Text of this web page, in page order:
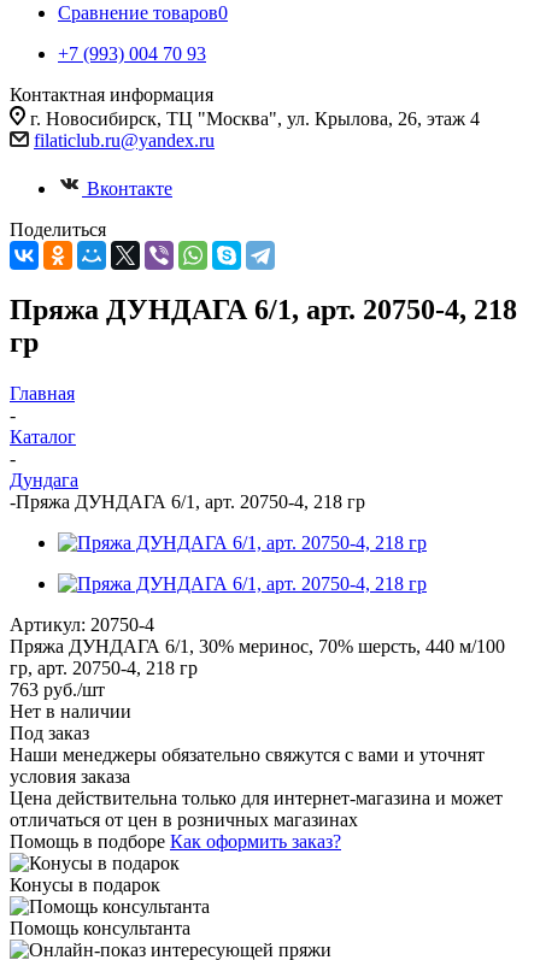
Сравнение товаров0
+7 (993) 004 70 93
Контактная информация
г. Новосибирск, ТЦ "Москва", ул. Крылова, 26, этаж 4
filaticlub.ru@yandex.ru
Вконтакте
Поделиться
Пряжа ДУНДАГА 6/1, арт. 20750-4, 218
гр
Главная
-
Каталог
-
Дундага
-Пряжа ДУНДАГА 6/1, арт. 20750-4, 218 гр
Артикул: 20750-4
Пряжа ДУНДАГА 6/1, 30% меринос, 70% шерсть, 440 м/100
гр, арт. 20750-4, 218 гр
763 руб./шт
Нет в наличии
Под заказ
Наши менеджеры обязательно свяжутся с вами и уточнят
условия заказа
Цена действительна только для интернет-магазина и может
отличаться от цен в розничных магазинах
Помощь в подборе Как оформить заказ?
Конусы в подарок
Помощь консультанта